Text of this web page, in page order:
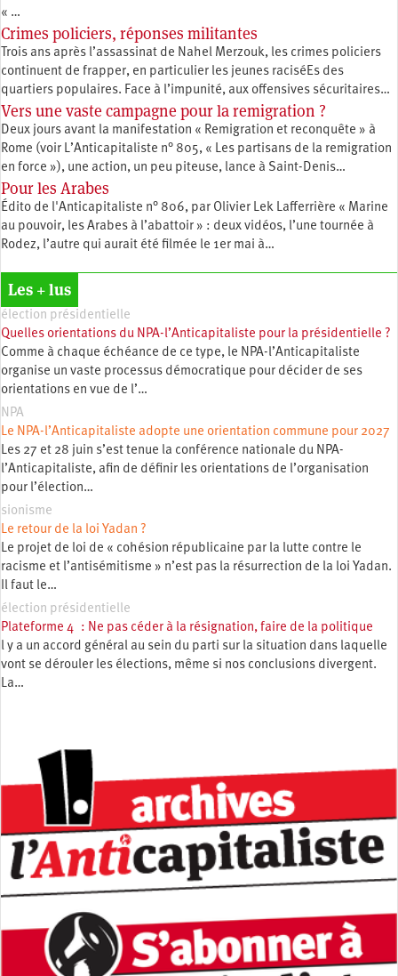
« …
Crimes policiers, réponses militantes
Trois ans après l’assassinat de Nahel Merzouk, les crimes policiers
continuent de frapper, en particulier les jeunes raciséEs des
quartiers populaires. Face à l’impunité, aux offensives sécuritaires…
Vers une vaste campagne pour la remigration ?
Deux jours avant la manifestation « Remigration et reconquête » à
Rome (voir L’Anticapitaliste n° 805, « Les partisans de la remigration
en force »), une action, un peu piteuse, lance à Saint-Denis…
Pour les Arabes
Édito de l'Anticapitaliste n° 806, par Olivier Lek Lafferrière « Marine
au pouvoir, les Arabes à l’abattoir » : deux vidéos, l’une tournée à
Rodez, l’autre qui aurait été filmée le 1er mai à…
Les + lus
élection présidentielle
Quelles orientations du NPA-l’Anticapitaliste pour la présidentielle ?
Comme à chaque échéance de ce type, le NPA-l’Anticapitaliste
organise un vaste processus démocratique pour décider de ses
orientations en vue de l’…
NPA
Le NPA-l’Anticapitaliste adopte une orientation commune pour 2027
Les 27 et 28 juin s’est tenue la conférence nationale du NPA-
l’Anticapitaliste, afin de définir les orientations de l’organisation
pour l’élection…
sionisme
Le retour de la loi Yadan ?
Le projet de loi de « cohésion républicaine par la lutte contre le
racisme et l’antisémitisme » n’est pas la résurrection de la loi Yadan.
Il faut le…
élection présidentielle
Plateforme 4 : Ne pas céder à la résignation, faire de la politique
l y a un accord général au sein du parti sur la situation dans laquelle
vont se dérouler les élections, même si nos conclusions divergent.
La…